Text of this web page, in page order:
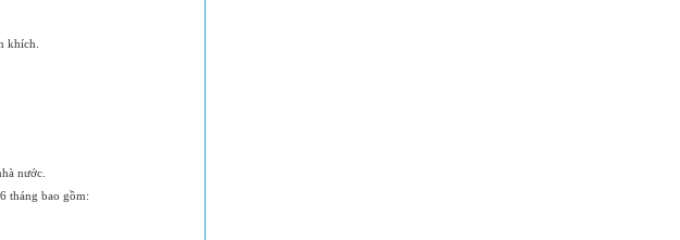
khích.
nước.
tháng bao gồm: